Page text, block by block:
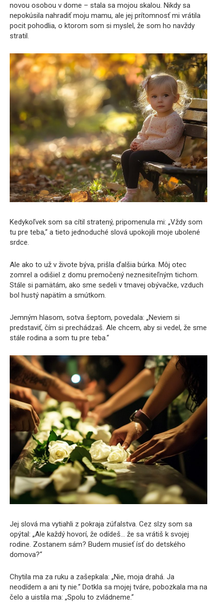
novou osobou v dome – stala sa mojou skalou. Nikdy sa
nepokúsila nahradiť moju mamu, ale jej prítomnosť mi vrátila
pocit pohodlia, o ktorom som si myslel, že som ho navždy
stratil.
Kedykoľvek som sa cítil stratený, pripomenula mi: „Vždy som
tu pre teba,“ a tieto jednoduché slová upokojili moje ubolené
srdce.
Ale ako to už v živote býva, prišla ďalšia búrka. Môj otec
zomrel a odišiel z domu premočený neznesiteľným tichom.
Stále si pamätám, ako sme sedeli v tmavej obývačke, vzduch
bol hustý napätím a smútkom.
Jemným hlasom, sotva šeptom, povedala: „Neviem si
predstaviť, čím si prechádzaš. Ale chcem, aby si vedel, že sme
stále rodina a som tu pre teba.“
Jej slová ma vytiahli z pokraja zúfalstva. Cez slzy som sa
opýtal: „Ale každý hovorí, že odídeš… že sa vrátiš k svojej
rodine. Zostanem sám? Budem musieť ísť do detského
domova?“
Chytila ​​ma za ruku a zašepkala: „Nie, moja drahá. Ja
neodídem a ani ty nie.“ Dotkla sa mojej tváre, pobozkala ma na
čelo a uistila ma: „Spolu to zvládneme.“